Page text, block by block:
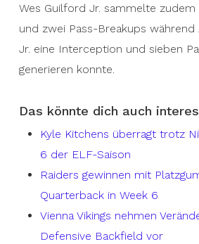
Wes Guilford Jr. sammelte
und zwei Pass-Breakups
Jr. eine Interception und sieben
generieren konnte.
Das könnte dich auch
Kyle Kitchens überragt trotz
6 der ELF-Saison
Raiders gewinnen mit
Quarterback in Week 6
Vienna Vikings nehmen
Defensive Backfield vor